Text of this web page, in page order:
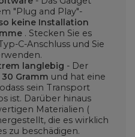
"Plug and Play"-
keine Installation
. Stecken Sie es
C-Anschluss und Sie
langlebig - Der
Gramm und hat eine
sein Transport
ist. Darüber hinaus
Materialien (
die es wirklich
zu beschädigen.